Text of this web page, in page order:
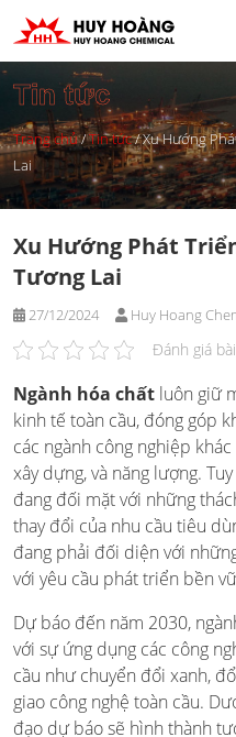
Skip
to
content
Tin tức
Trang chủ/Tin tức/Xu Hướng
Lai
Xu Hướng Phát
Tương Lai
27/12/2024 Huy Hoang
Đánh giá
Ngành hóa chất luôn giữ
kinh tế toàn cầu, đóng góp
các ngành công nghiệp
xây dựng, và năng lượng.
đang đối mặt với những
thay đổi của nhu cầu tiêu
đang phải đối diện với
với yêu cầu phát triển bền
Dự báo đến năm 2030,
với sự ứng dụng các công
cầu như chuyển đổi xanh,
giao công nghệ toàn cầu.
đạo dự báo sẽ hình thành